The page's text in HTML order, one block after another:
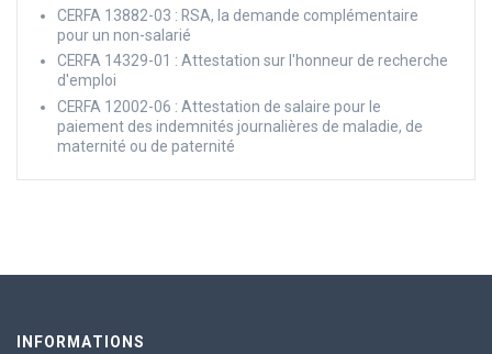
CERFA 13882-03 : RSA, la demande complémentaire
pour un non-salarié
CERFA 14329-01 : Attestation sur l'honneur de recherche
d'emploi
CERFA 12002-06 : Attestation de salaire pour le
paiement des indemnités journalières de maladie, de
maternité ou de paternité
INFORMATIONS